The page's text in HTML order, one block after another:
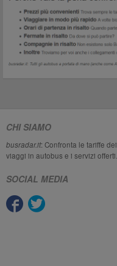
CHI SIAMO
busradar.it: Confronta le tariffe dei
viaggi in autobus e i servizi offerti.
SOCIAL MEDIA